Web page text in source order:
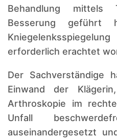
Behandlung
Besserung
erforderlich erachtet
Der Sachverständige
Einwand der
Arthroskopie im
Unfall
auseinandergesetzt